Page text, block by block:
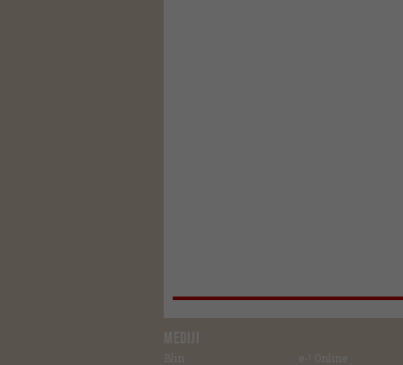
MEDIJI
Blin e-! Online